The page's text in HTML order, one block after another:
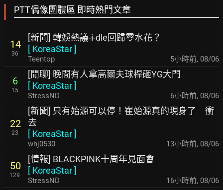
PTT偶像團體區 即時熱門文章
14
36
[新聞] 韓娛熱議-i-dle回歸零水花？
[ KoreaStar]
Teentop 5小時前, 08/06
6
15
[閒聊] 晚間有人拿高爾夫球桿砸YG大門
[ KoreaStar]
StressND 6小時前, 08/06
22
23
[新聞] 只有始源可以停！崔始源真的現身了 衝
去
[ KoreaStar]
whj0530 13小時前, 08/06
50
129
[情報] BLACKPINK十周年見面會
[ KoreaStar]
StressND 16小時前, 08/06